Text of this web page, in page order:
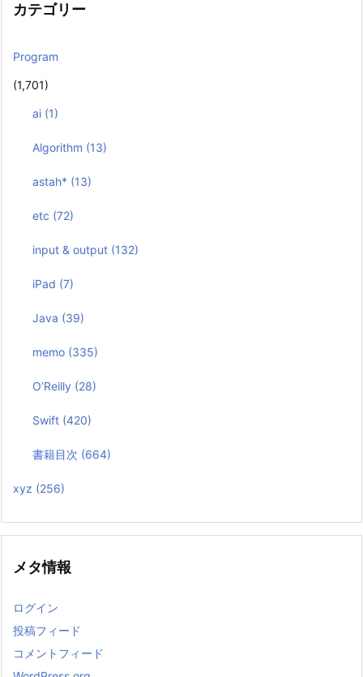
カテゴリー
Program
(1,701)
ai (1)
Algorithm (13)
astah* (13)
etc (72)
input & output (132)
iPad (7)
Java (39)
memo (335)
O’Reilly (28)
Swift (420)
書籍目次 (664)
xyz (256)
メタ情報
ログイン
投稿フィード
コメントフィード